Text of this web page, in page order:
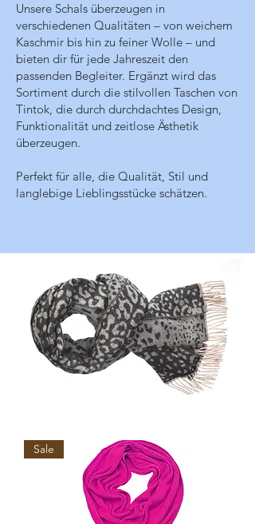
Unsere Schals überzeugen in
verschiedenen Qualitäten – von weichem
Kaschmir bis hin zu feiner Wolle – und
bieten dir für jede Jahreszeit den
passenden Begleiter. Ergänzt wird das
Sortiment durch die stilvollen Taschen von
Tintok, die durch durchdachtes Design,
Funktionalität und zeitlose Ästhetik
überzeugen.
Perfekt für alle, die Qualität, Stil und
langlebige Lieblingsstücke schätzen.
Sale